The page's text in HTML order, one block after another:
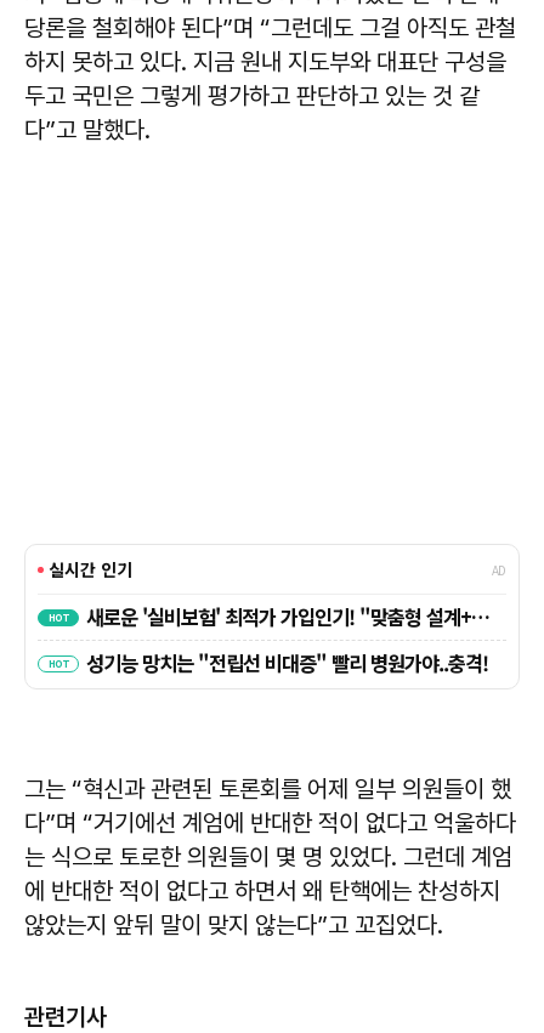
당론을 철회해야 된다”며 “그런데도 그걸 아직도 관철
하지 못하고 있다. 지금 원내 지도부와 대표단 구성을
두고 국민은 그렇게 평가하고 판단하고 있는 것 같
다”고 말했다.
그는 “혁신과 관련된 토론회를 어제 일부 의원들이 했
다”며 “거기에선 계엄에 반대한 적이 없다고 억울하다
는 식으로 토로한 의원들이 몇 명 있었다. 그런데 계엄
에 반대한 적이 없다고 하면서 왜 탄핵에는 찬성하지
않았는지 앞뒤 말이 맞지 않는다”고 꼬집었다.
관련기사